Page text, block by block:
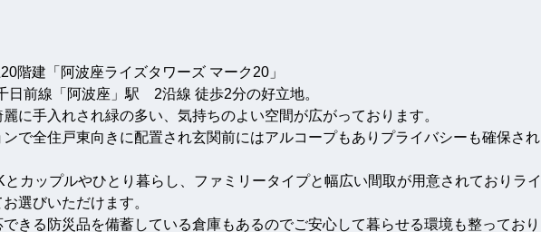
階建「阿波座ライズタワーズ マーク20」
日前線「阿波座」駅 2沿線 徒歩2分の好立地。
に手入れされ緑の多い、気持ちのよい空間が広がっております。
で全住戸東向きに配置され玄関前にはアルコープもありプライバシーも確保され
と カップルやひとり暮らし、ファミリータイプと幅広い間取が用意されておりライ
選びいただけます。
きる防災品を備蓄している倉庫もあるのでご安心して暮らせる環境も整っており